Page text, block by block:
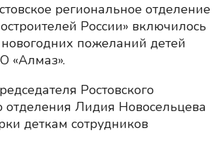
региональное отделение
России» включилось
пожеланий детей
«Алмаз».
Ростовского
отделения Лидия Новосельцева
деткам сотрудников